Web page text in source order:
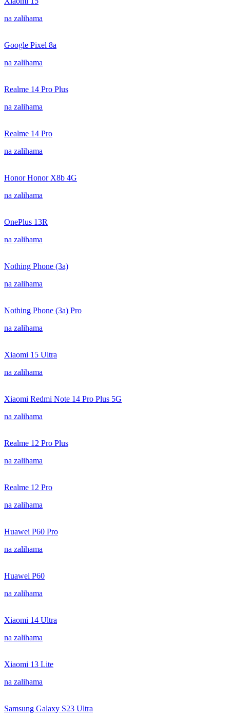
na zalihama
Google Pixel 8a
na zalihama
Realme 14 Pro Plus
na zalihama
Realme 14 Pro
na zalihama
Honor Honor X8b 4G
na zalihama
OnePlus 13R
na zalihama
Nothing Phone (3a)
na zalihama
Nothing Phone (3a) Pro
na zalihama
Xiaomi 15 Ultra
na zalihama
Xiaomi Redmi Note 14 Pro Plus 5G
na zalihama
Realme 12 Pro Plus
na zalihama
Realme 12 Pro
na zalihama
Huawei P60 Pro
na zalihama
Huawei P60
na zalihama
Xiaomi 14 Ultra
na zalihama
Xiaomi 13 Lite
na zalihama
Samsung Galaxy S23 Ultra